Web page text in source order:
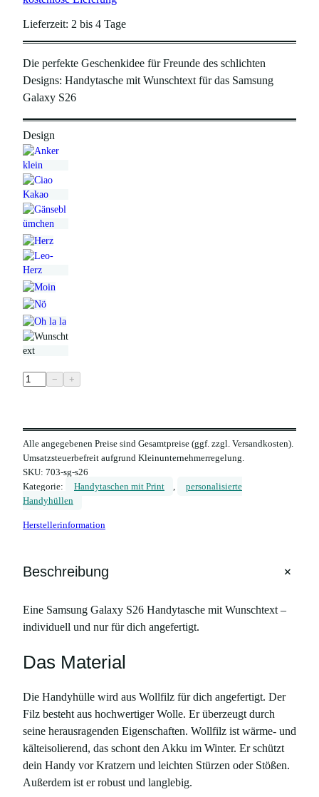
Lieferzeit: 2 bis 4 Tage
Die perfekte Geschenkidee für Freunde des schlichten
Designs: Handytasche mit Wunschtext für das Samsung
Galaxy S26
Design
H
d
y
t
a
s
h
m
W
u
s
h
t
e
x
t
,
− +
Alle angegebenen Preise sind Gesamtpreise (ggf. zzgl. Versandkosten).
Umsatzsteuerbefreit aufgrund Kleinunternehmerregelung.
SKU: 703-sg-s26
Kategorie:
Handytaschen mit Print ,
personalisierte
Handyhüllen
Herstellerinformation
Beschreibung +
Eine Samsung Galaxy S26 Handytasche mit Wunschtext –
individuell und nur für dich angefertigt.
Das Material
Die Handyhülle wird aus Wollfilz für dich angefertigt. Der
Filz besteht aus hochwertiger Wolle. Er überzeugt durch
seine herausragenden Eigenschaften. Wollfilz ist wärme- und
kälteisolierend, das schont den Akku im Winter. Er schützt
dein Handy vor Kratzern und leichten Stürzen oder Stößen.
Außerdem ist er robust und langlebig.